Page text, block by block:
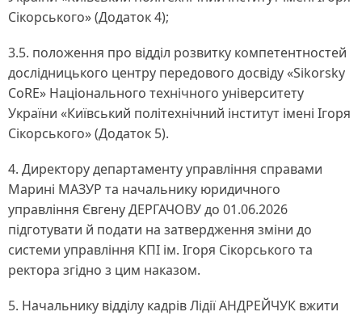
Сікорського» (Додаток 4);
3.5. положення про відділ розвитку компетентностей
дослідницького центру передового досвіду «Sikorsky
CoRE» Національного технічного університету
України «Київський політехнічний інститут імені Ігоря
Сікорського» (Додаток 5).
4. Директору департаменту управління справами
Марині МАЗУР та начальнику юридичного
управління Євгену ДЕРГАЧОВУ до 01.06.2026
підготувати й подати на затвердження зміни до
системи управління КПІ ім. Ігоря Сікорського та
ректора згідно з цим наказом.
5. Начальнику відділу кадрів Лідії АНДРЕЙЧУК вжити